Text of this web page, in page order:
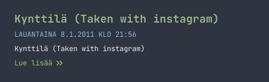
Kynttilä (Taken with instagram)
LAUANTAINA 8.1.2011 KLO 21:56
Kynttilä (Taken with instagram)
Lue lisää